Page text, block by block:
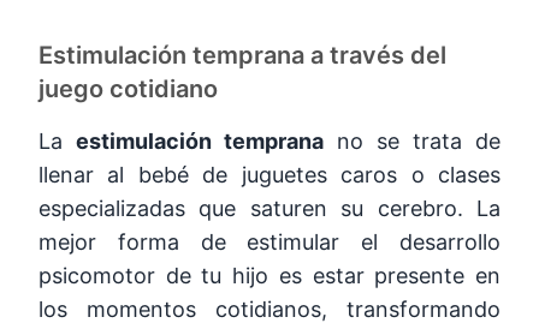
Estimulación temprana a través del
juego cotidiano
La estimulación temprana no se trata de
llenar al bebé de juguetes caros o clases
especializadas que saturen su cerebro. La
mejor forma de estimular el desarrollo
psicomotor de tu hijo es estar presente en
los momentos cotidianos, transformando